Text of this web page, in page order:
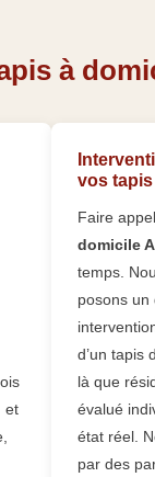
à
et
vos
Faire
domicile
temps.
posons un
d’un tapis
là que
évalué
état réel.
par des